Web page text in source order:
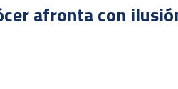
afronta con